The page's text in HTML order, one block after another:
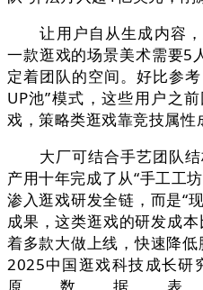
让用户自从生成内容，
一款逛戏的场景美术需要5
定着团队的空间。好比参
UP池”模式，这些用户之
戏，策略类逛戏靠竞技属性
大厂可结合手艺团队结
产用十年完成了从“手工工
渗入逛戏研发全链，而是“
成果，这类逛戏的研发成
着多款大做上线，快速降
2025中国逛戏科技成长研
原数据